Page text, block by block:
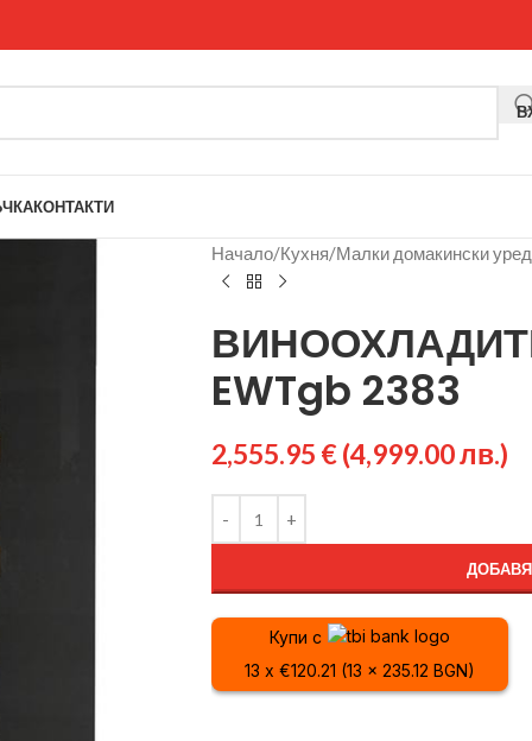
КОНТАКТИ
Начало/Кухня/Малки домакински
EWTgb 2383
2,555.95 €(4,999.00 лв.)
Купи с
13 x €120.21 (13 x 235.12 BGN)